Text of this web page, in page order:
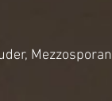
Mezzosporan